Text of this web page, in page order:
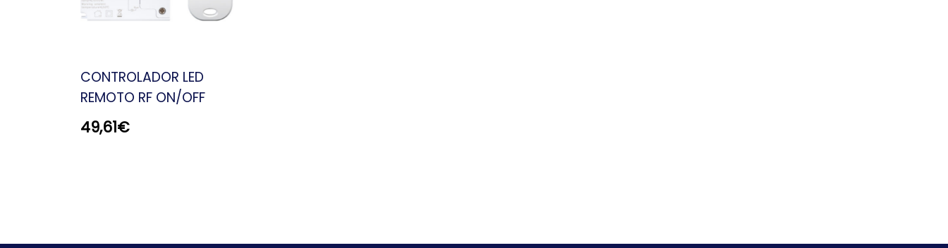
CONTROLADOR LED
REMOTO RF ON/OFF
49,61€